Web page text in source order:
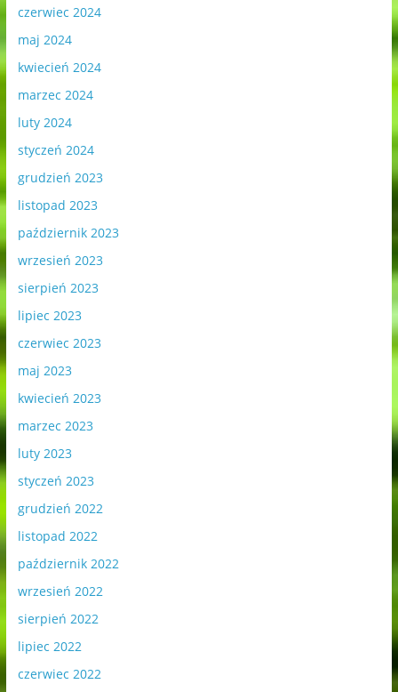
czerwiec 2024
maj 2024
kwiecień 2024
marzec 2024
luty 2024
styczeń 2024
grudzień 2023
listopad 2023
październik 2023
wrzesień 2023
sierpień 2023
lipiec 2023
czerwiec 2023
maj 2023
kwiecień 2023
marzec 2023
luty 2023
styczeń 2023
grudzień 2022
listopad 2022
październik 2022
wrzesień 2022
sierpień 2022
lipiec 2022
czerwiec 2022